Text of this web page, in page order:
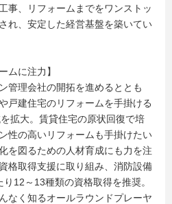
事、リフォームまでをワンストッ
れ、安定した経営基盤を築いてい
ムに注力】
管理会社の開拓を進めるととも
戸建住宅のリフォームを手掛ける
拡大。賃貸住宅の原状回復で培
性の高いリフォームも手掛けたい
を図るための人材育成にも力を注
格取得支援に取り組み、消防設備
12～13種類の資格取得を推奨。
なく知るオールラウンドプレーヤ